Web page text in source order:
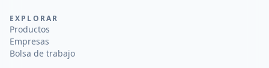
EXPLORAR
Productos
Empresas
Bolsa de trabajo